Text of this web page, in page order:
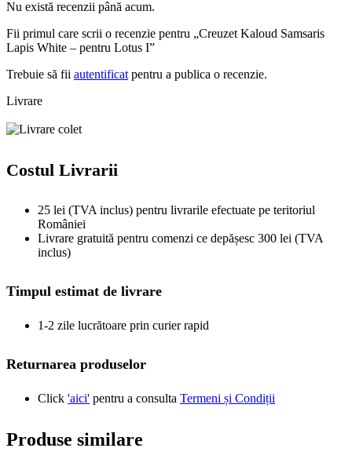
Nu există recenzii până acum.
Fii primul care scrii o recenzie pentru „Creuzet Kaloud Samsaris
Lapis White – pentru Lotus I”
Trebuie să fii autentificat pentru a publica o recenzie.
Livrare
Costul Livrarii
25 lei (TVA inclus) pentru livrarile efectuate pe teritoriul
României
Livrare gratuită pentru comenzi ce depășesc 300 lei (TVA
inclus)
Timpul estimat de livrare
1-2 zile lucrătoare prin curier rapid
Returnarea produselor
Click 'aici' pentru a consulta Termeni și Condiții
Produse similare